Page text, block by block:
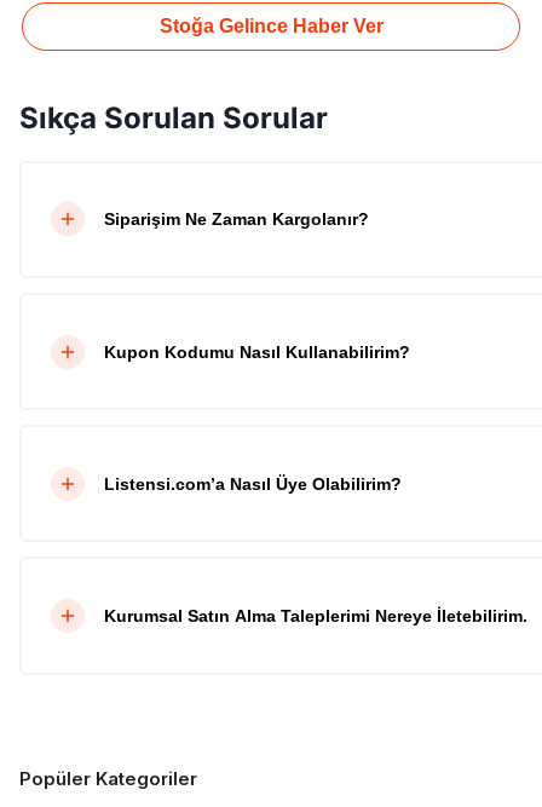
Stoğa Gelince Haber Ver
Sıkça Sorulan Sorular
Siparişim Ne Zaman Kargolanır?
Kupon Kodumu Nasıl Kullanabilirim?
Listensi.com’a Nasıl Üye Olabilirim?
Kurumsal Satın Alma Taleplerimi Nereye İletebilirim.
Popüler Kategoriler